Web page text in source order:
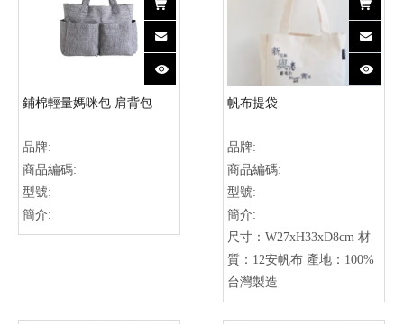
鋪棉輕量媽咪包 肩背包
品牌:
商品編碼:
型號:
簡介:
帆布提袋
品牌:
商品編碼:
型號:
簡介:
尺寸：W27xH33xD8cm 材
質：12安帆布 產地：100%
台灣製造